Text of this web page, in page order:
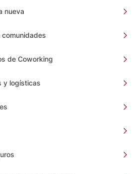
nueva
de Coworking
y logísticas